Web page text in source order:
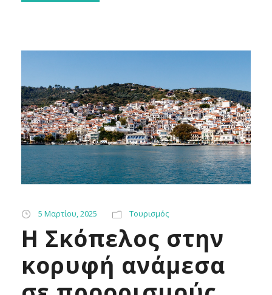
5 Μαρτίου, 2025 Τουρισμός
Η Σκόπελος στην
κορυφή ανάμεσα